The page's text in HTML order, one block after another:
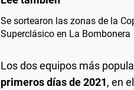
Se sortearon las zonas de la
Superclásico en La Bombonera
Los dos equipos más
primeros días de 2021, en